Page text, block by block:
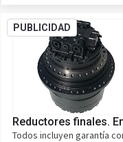
PUBLICIDAD
Reductores finales.
Todos incluyen garantía